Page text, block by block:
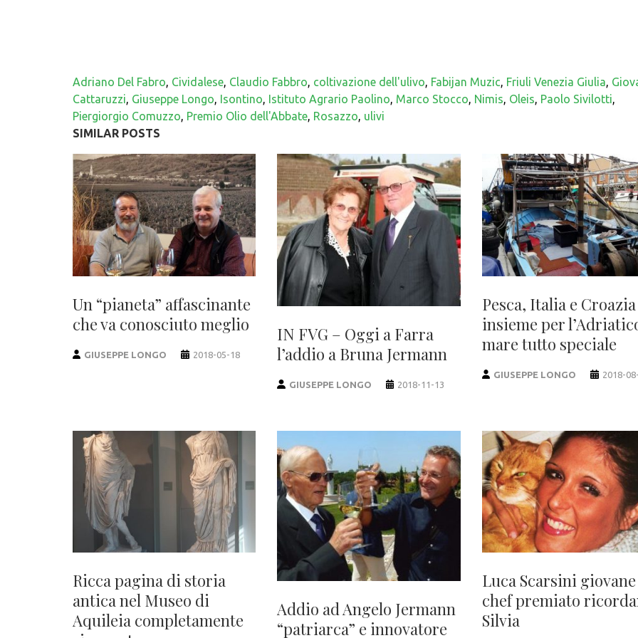
Adriano Del Fabro, Cividalese, Claudio Fabbro, coltivazione dell'ulivo, Fabijan Muzic, Friuli Venezia Giulia,
Cattaruzzi, Giuseppe Longo, Isontino, Istituto Agrario Paolino, Marco Stocco, Nimis, Oleis, Paolo Sivilotti,
Piergiorgio Comuzzo, Premio Olio dell'Abbate, Rosazzo, ulivi
SIMILAR POSTS
Un “pianeta” affascinante
che va conosciuto meglio
GIUSEPPE LONGO 2018-05-18
IN FVG – Oggi a Farra
l’addio a Bruna Jermann
GIUSEPPE LONGO 2018-11-13
Pesca, Italia e Croazia
insieme per
mare tutto speciale
GIUSEPPE LONGO 2018-
Ricca pagina di storia
antica nel Museo di
Aquileia completamente
Addio ad Angelo Jermann
“patriarca” e innovatore
Luca Scarsini giovane
chef premiato
Silvia